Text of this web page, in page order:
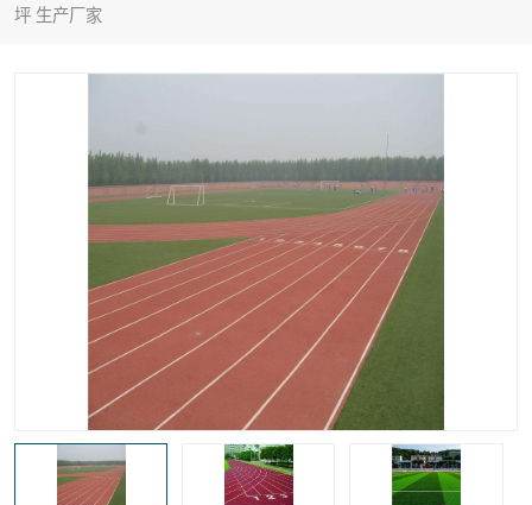
坪 生产厂家